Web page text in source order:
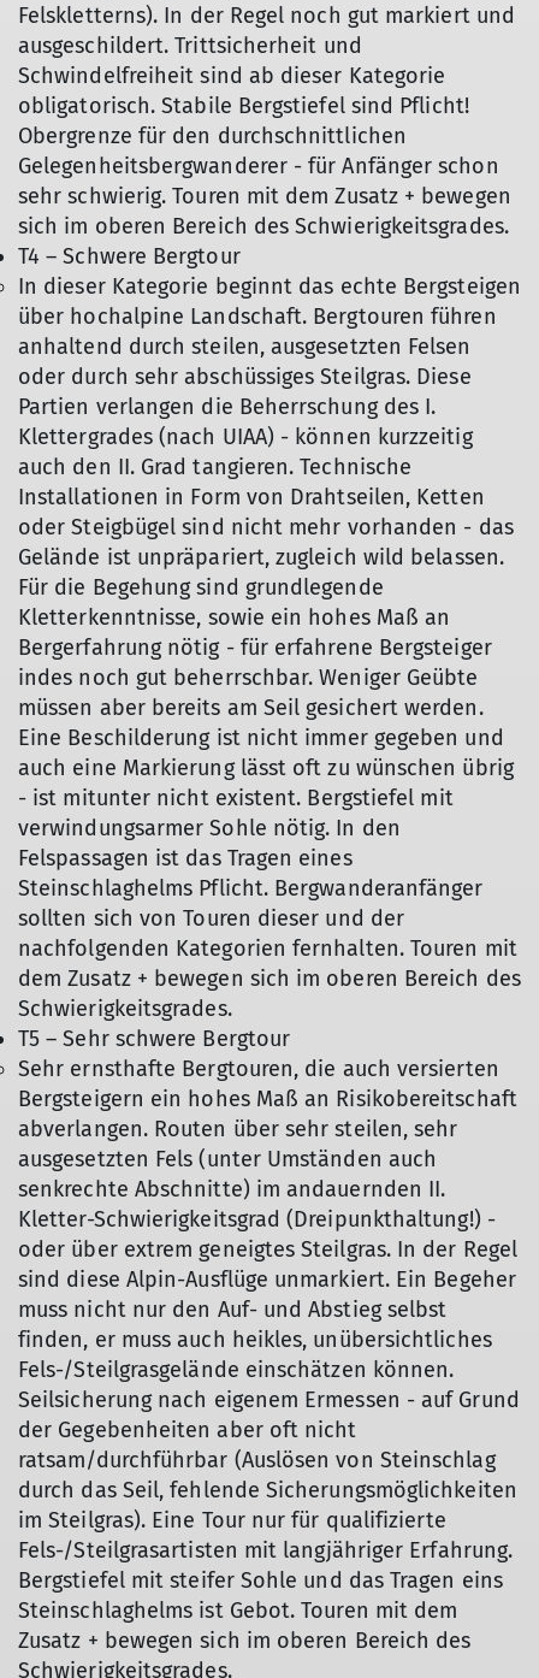
Felskletterns). In der Regel noch gut markiert und
ausgeschildert. Trittsicherheit und
Schwindelfreiheit sind ab dieser Kategorie
obligatorisch. Stabile Bergstiefel sind Pflicht!
Obergrenze für den durchschnittlichen
Gelegenheitsbergwanderer - für Anfänger schon
sehr schwierig. Touren mit dem Zusatz + bewegen
sich im oberen Bereich des Schwierigkeitsgrades.
T4 – Schwere Bergtour
In dieser Kategorie beginnt das echte Bergsteigen
über hochalpine Landschaft. Bergtouren führen
anhaltend durch steilen, ausgesetzten Felsen
oder durch sehr abschüssiges Steilgras. Diese
Partien verlangen die Beherrschung des I.
Klettergrades (nach UIAA) - können kurzzeitig
auch den II. Grad tangieren. Technische
Installationen in Form von Drahtseilen, Ketten
oder Steigbügel sind nicht mehr vorhanden - das
Gelände ist unpräpariert, zugleich wild belassen.
Für die Begehung sind grundlegende
Kletterkenntnisse, sowie ein hohes Maß an
Bergerfahrung nötig - für erfahrene Bergsteiger
indes noch gut beherrschbar. Weniger Geübte
müssen aber bereits am Seil gesichert werden.
Eine Beschilderung ist nicht immer gegeben und
auch eine Markierung lässt oft zu wünschen übrig
- ist mitunter nicht existent. Bergstiefel mit
verwindungsarmer Sohle nötig. In den
Felspassagen ist das Tragen eines
Steinschlaghelms Pflicht. Bergwanderanfänger
sollten sich von Touren dieser und der
nachfolgenden Kategorien fernhalten. Touren mit
dem Zusatz + bewegen sich im oberen Bereich des
Schwierigkeitsgrades.
T5 – Sehr schwere Bergtour
Sehr ernsthafte Bergtouren, die auch versierten
Bergsteigern ein hohes Maß an Risikobereitschaft
abverlangen. Routen über sehr steilen, sehr
ausgesetzten Fels (unter Umständen auch
senkrechte Abschnitte) im andauernden II.
Kletter-Schwierigkeitsgrad (Dreipunkthaltung!) -
oder über extrem geneigtes Steilgras. In der Regel
sind diese Alpin-Ausflüge unmarkiert. Ein Begeher
muss nicht nur den Auf- und Abstieg selbst
finden, er muss auch heikles, unübersichtliches
Fels-/Steilgrasgelände einschätzen können.
Seilsicherung nach eigenem Ermessen - auf Grund
der Gegebenheiten aber oft nicht
ratsam/durchführbar (Auslösen von Steinschlag
durch das Seil, fehlende Sicherungsmöglichkeiten
im Steilgras). Eine Tour nur für qualifizierte
Fels-/Steilgrasartisten mit langjähriger Erfahrung.
Bergstiefel mit steifer Sohle und das Tragen eins
Steinschlaghelms ist Gebot. Touren mit dem
Zusatz + bewegen sich im oberen Bereich des
Schwierigkeitsgrades.